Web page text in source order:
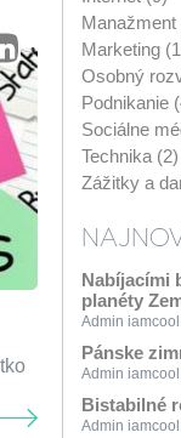
Manažment
Marketing
Osobný
Podnikanie
Sociálne
Technika (2)
Zážitky a
Nabíjacími
planéty
Admin
Pánske
Admin
Bistabilné
Admin